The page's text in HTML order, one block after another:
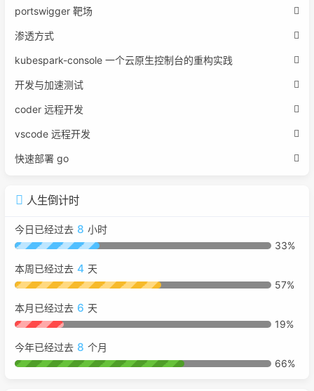
portswigger 靶场
渗透方式
kubespark-console 一个云原生控制台的重构实践
开发与加速测试
coder 远程开发
vscode 远程开发
快速部署 go
人生倒计时
今日已经过去 8 小时
33%
本周已经过去 4 天
57%
本月已经过去 6 天
19%
今年已经过去 8 个月
66%